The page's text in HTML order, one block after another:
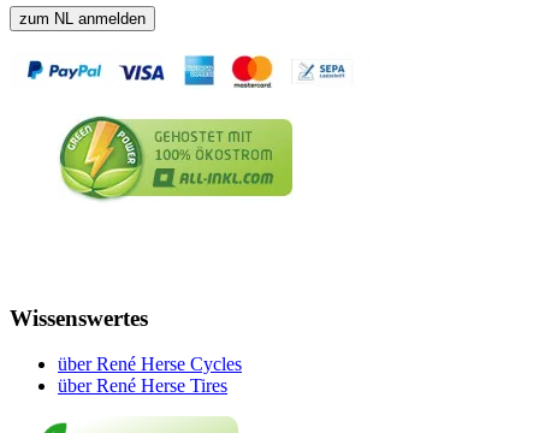
Wissenswertes
über René Herse Cycles
über René Herse Tires